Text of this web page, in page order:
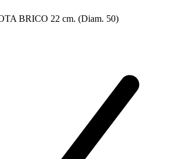
BRICO 22 cm. (Diam. 50)